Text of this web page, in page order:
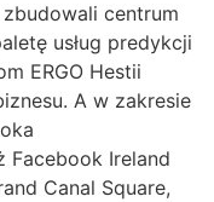
centrum
usług predykcji
ERGO Hestii
A w zakresie
Facebook Ireland
Canal Square,